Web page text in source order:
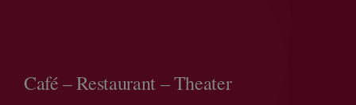
Café – Restaurant – Theater